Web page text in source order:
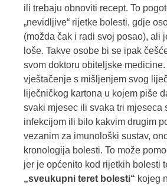
ili trebaju obnoviti recept. To
„nevidljive“ rijetke bolesti, gdje
(možda čak i radi svoj posao), ali
loše. Takve osobe bi se ipak
svom doktoru obiteljske
vještačenje s mišljenjem svog
liječničkog kartona u kojem piše
svaki mjesec ili svaka tri mjeseca
infekcijom ili bilo kakvim drugim
vezanim za imunološki sustav,
kronologija bolesti. To može
jer je općenito kod rijetkih bolesti
„sveukupni teret bolesti“ kojeg